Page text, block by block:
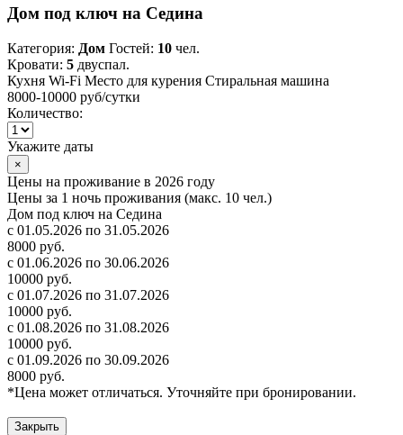
Дом под ключ на Седина
Категория: Дом Гостей: 10 чел.
Кровати: 5 двуспал.
Кухня Wi-Fi Место для курения Стиральная машина
8000-10000 руб/сутки
Количество:
Укажите даты
×
Цены на проживание в 2026 году
Цены за 1 ночь проживания (макс. 10 чел.)
Дом под ключ на Седина
с 01.05.2026 по 31.05.2026
8000 руб.
с 01.06.2026 по 30.06.2026
10000 руб.
с 01.07.2026 по 31.07.2026
10000 руб.
с 01.08.2026 по 31.08.2026
10000 руб.
с 01.09.2026 по 30.09.2026
8000 руб.
*Цена может отличаться. Уточняйте при бронировании.
Закрыть